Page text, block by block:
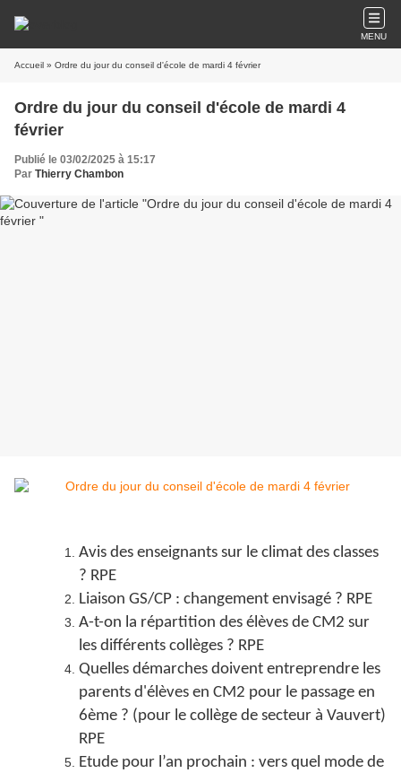
MENU
Accueil » Ordre du jour du conseil d'école de mardi 4 février
Ordre du jour du conseil d'école de mardi 4
février
Publié le 03/02/2025 à 15:17
Par Thierry Chambon
Avis des enseignants sur le climat des classes
? RPE
Liaison GS/CP : changement envisagé ? RPE
A-t-on la répartition des élèves de CM2 sur
les différents collèges ? RPE
Quelles démarches doivent entreprendre les
parents d'élèves en CM2 pour le passage en
6ème ? (pour le collège de secteur à Vauvert)
RPE
Etude pour l’an prochain : vers quel mode de